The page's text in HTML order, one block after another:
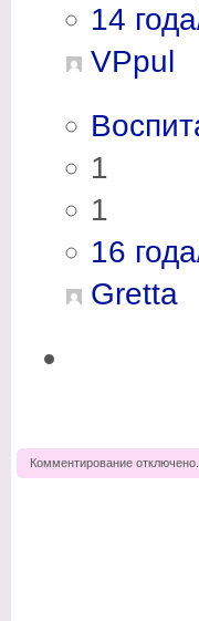
14
VPpul
1
1
16
Gretta
Комментирование отключено.